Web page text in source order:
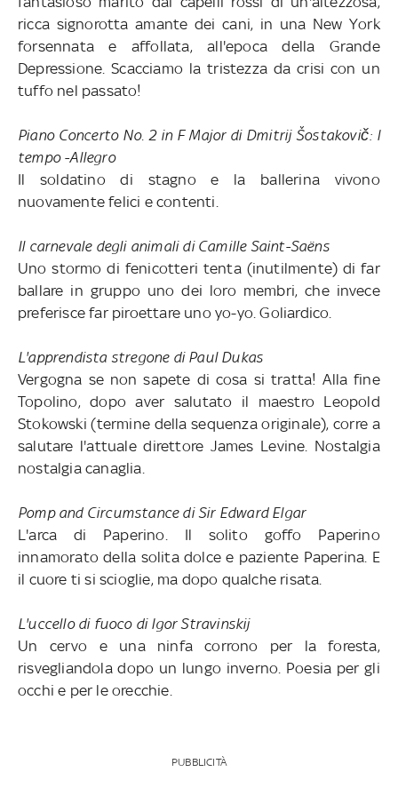
ricca signorotta amante dei cani, in una New York
forsennata e affollata, all'epoca della Grande
Depressione. Scacciamo la tristezza da crisi con un
tuffo nel passato!
Piano Concerto No. 2 in F Major di Dmitrij Šostakovič: I
tempo -Allegro
Il soldatino di stagno e la ballerina vivono
nuovamente felici e contenti.
Il carnevale degli animali di Camille Saint-Saëns
Uno stormo di fenicotteri tenta (inutilmente) di far
ballare in gruppo uno dei loro membri, che invece
preferisce far piroettare uno yo-yo. Goliardico.
L'apprendista stregone di Paul Dukas
Vergogna se non sapete di cosa si tratta! Alla fine
Topolino, dopo aver salutato il maestro Leopold
Stokowski (termine della sequenza originale), corre a
salutare l'attuale direttore James Levine. Nostalgia
nostalgia canaglia.
Pomp and Circumstance di Sir Edward Elgar
L'arca di Paperino. Il solito goffo Paperino
innamorato della solita dolce e paziente Paperina. E
il cuore ti si scioglie, ma dopo qualche risata.
L'uccello di fuoco di Igor Stravinskij
Un cervo e una ninfa corrono per la foresta,
risvegliandola dopo un lungo inverno. Poesia per gli
occhi e per le orecchie.
PUBBLICITÀ